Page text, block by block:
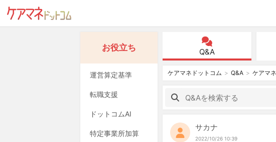
お役立ち
運営算定基準
転職支援
ドットコムAI
特定事業所加算
Q&A
ケアマネドットコム Q&A ケアマ
サカナ
2022/10/26 10:39